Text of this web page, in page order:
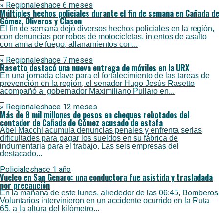
» Regionaleshace 6 meses
Múltiples hechos policiales durante el fin de semana en Cañada de
Gómez, Oliveros y Clason
El fin de semana dejó diversos hechos policiales en la región,
con denuncias por robos de motocicletas, intentos de asalto
con arma de fuego, allanamientos con...
» Regionaleshace 7 meses
Rasetto destacó una nueva entrega de móviles en la URX
En una jornada clave para el fortalecimiento de las tareas de
prevención en la región, el senador Hugo Jesús Rasetto
acompañó al gobernador Maximiliano Pullaro en...
» Regionaleshace 12 meses
Más de 8 mil millones de pesos en cheques rebotados del
contador de Cañada de Gómez acusado de estafa
Abel Macchi acumula denuncias penales y enfrenta serias
dificultades para pagar los sueldos en su fábrica de
indumentaria para el trabajo. Las seis empresas del
destacado...
Policialeshace 1 año
Vuelco en San Genaro: una conductora fue asistida y trasladada
por precaución
En la mañana de este lunes, alrededor de las 06:45, Bomberos
Voluntarios intervinieron en un accidente ocurrido en la Ruta
65, a la altura del kilómetro...